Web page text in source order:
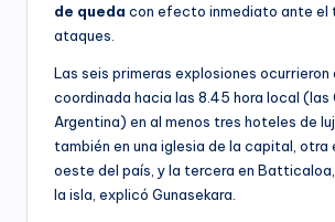
de queda con efecto inmediato ante el
ataques.
Las seis primeras explosiones ocurrieron
coordinada hacia las 8.45 hora local (las
Argentina) en al menos tres hoteles de
también en una iglesia de la capital, otra
oeste del país, y la tercera en
la isla, explicó Gunasekara.